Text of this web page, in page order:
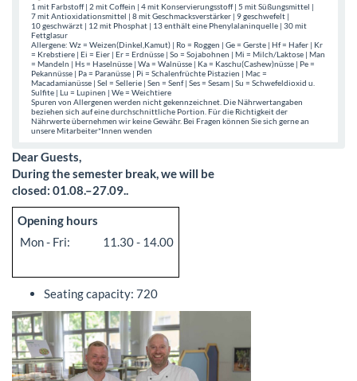
1 mit Farbstoff | 2 mit Coffein | 4 mit Konservierungsstoff | 5 mit Süßungsmittel |
7 mit Antioxidationsmittel | 8 mit Geschmacksverstärker | 9 geschwefelt |
10 geschwärzt | 12 mit Phosphat | 13 enthält eine Phenylalaninquelle | 30 mit
Fettglasur
Allergene: Wz = Weizen(Dinkel,Kamut) | Ro = Roggen | Ge = Gerste | Hf = Hafer | Kr
= Krebstiere | Ei = Eier | Er = Erdnüsse | So = Sojabohnen | Mi = Milch/Laktose | Man
= Mandeln | Hs = Haselnüsse | Wa = Walnüsse | Ka = Kaschu(Cashew)nüsse | Pe =
Pekannüsse | Pa = Paranüsse | Pi = Schalenfrüchte Pistazien | Mac =
Macadamianüsse | Sel = Sellerie | Sen = Senf | Ses = Sesam | Su = Schwefeldioxid u.
Sulfite | Lu = Lupinen | We = Weichtiere
Spuren von Allergenen werden nicht gekennzeichnet. Die Nährwertangaben
beziehen sich auf eine durchschnittliche Portion. Für die Richtigkeit der
Nährwerte übernehmen wir keine Gewähr. Bei Fragen können Sie sich gerne an
unsere Mitarbeiter*Innen wenden
Dear Guests,
During the semester break, we will be
closed: 01.08.–27.09..
Opening hours
Mon - Fri:
11.30 - 14.00
Seating capacity: 720